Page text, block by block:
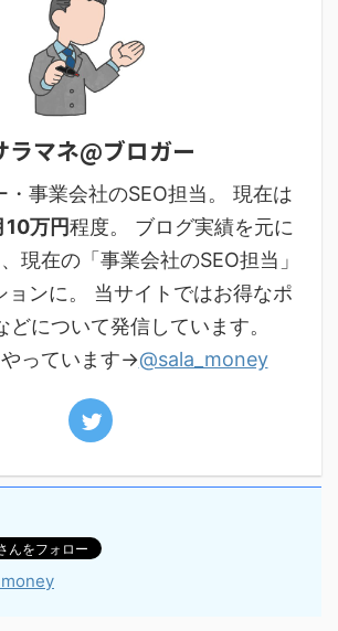
ラマネ@ブロガー
・事業会社のSEO担当。 現在は
10万円程度。 ブログ実績を元に
現在の「事業会社のSEO担当」
ョンに。 当サイトではお得なポ
どについて発信しています。
っています→@sala_money